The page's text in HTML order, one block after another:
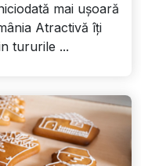
mai ușoară
Atractivă îți
tururile ...